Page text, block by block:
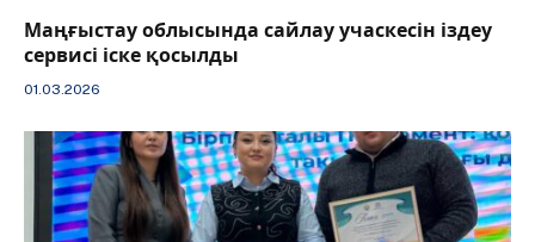
Маңғыстау облысында сайлау учаскесін іздеу
сервисі іске қосылды
01.03.2026